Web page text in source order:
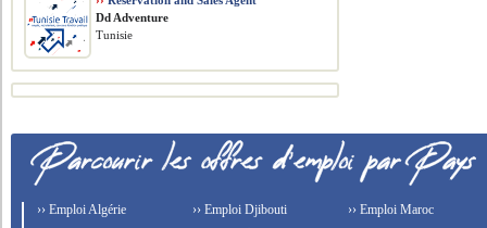
Dd Adventure
Tunisie
›› Emploi Algérie
›› Emploi Djibouti
›› Emploi Maroc